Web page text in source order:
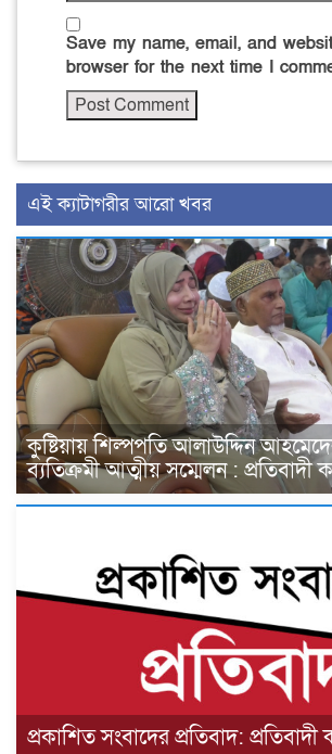
Save my name, email, and
browser for the next time I
এই ক্যাটাগরীর আরো খবর
কুষ্টিয়ায় শিল্পপতি আলাউদ্দিন
ব্যতিক্রমী আত্মীয় সম্মেলন : প্রতিবাদী
প্রকাশিত সংবাদের প্রতিবাদ: প্রতিবাদী